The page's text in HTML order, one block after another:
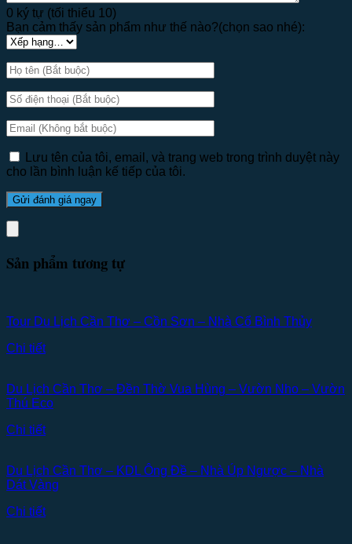
0 ký tự (tối thiểu 10)
Bạn cảm thấy sản phẩm như thế nào?(chọn sao nhé):
Lưu tên của tôi, email, và trang web trong trình duyệt này
cho lần bình luận kế tiếp của tôi.
Sản phẩm tương tự
Tour Du Lịch Cần Thơ – Cồn Sơn – Nhà Cổ Bình Thủy
Chi tiết
Du Lịch Cần Thơ – Đền Thờ Vua Hùng – Vườn Nho – Vườn
Thú Eco
Chi tiết
Du Lịch Cần Thơ – KDL Ông Đề – Nhà Úp Ngược – Nhà
Dát Vàng
Chi tiết